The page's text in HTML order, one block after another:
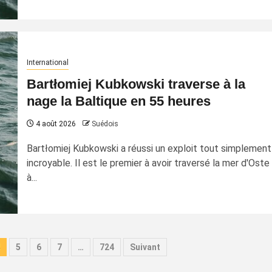
International
Bartłomiej Kubkowski traverse à la
nage la Baltique en 55 heures
4 août 2026 Suédois
Bartłomiej Kubkowski a réussi un exploit tout simplement
incroyable. Il est le premier à avoir traversé la mer d'Oste
à...
5 6 7 … 724 Suivant